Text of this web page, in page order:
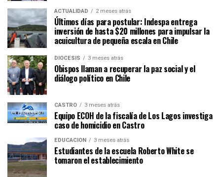
ACTUALIDAD 2 meses atrás
Últimos días para postular: Indespa entrega
inversión de hasta $20 millones para impulsar la
acuicultura de pequeña escala en Chile
DIÓCESIS 3 meses atrás
Obispos llaman a recuperar la paz social y el
diálogo político en Chile
CASTRO 3 meses atrás
Equipo ECOH de la fiscalía de Los Lagos investiga
caso de homicidio en Castro
EDUCACIÓN 3 meses atrás
Estudiantes de la escuela Roberto White se
tomaron el establecimiento